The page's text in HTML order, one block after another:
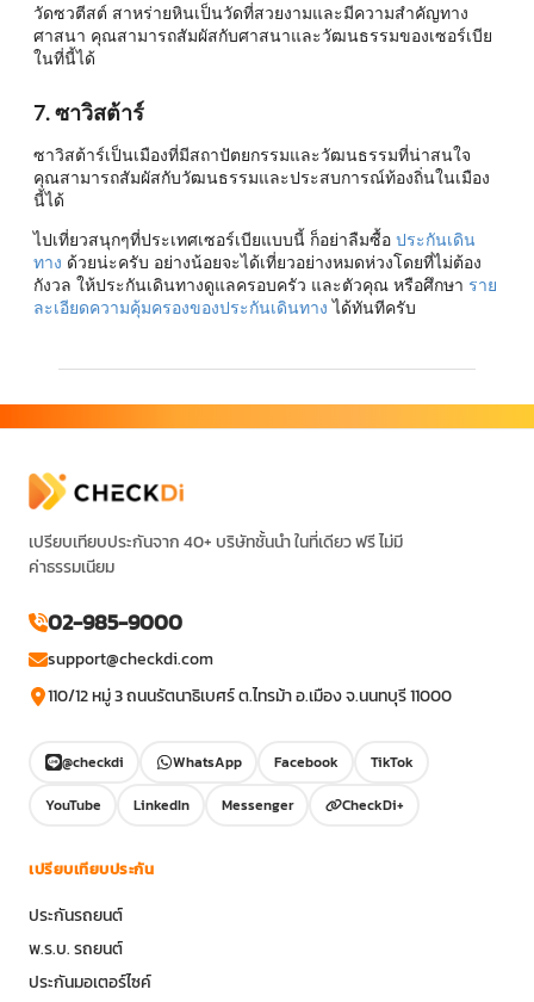
วัดซวตีสต์ สาหร่ายหินเป็นวัดที่สวยงามและมีความสำคัญทาง
ศาสนา คุณสามารถสัมผัสกับศาสนาและวัฒนธรรมของเซอร์เบีย
ในที่นี้ได้
7. ซาวิสต้าร์
ซาวิสต้าร์เป็นเมืองที่มีสถาปัตยกรรมและวัฒนธรรมที่น่าสนใจ
คุณสามารถสัมผัสกับวัฒนธรรมและประสบการณ์ท้องถิ่นในเมือง
นี้ได้
ไปเที่ยวสนุกๆที่ประเทศเซอร์เบียแบบนี้ ก็อย่าลืมซื้อ ประกันเดิน
ทาง ด้วยน่ะครับ อย่างน้อยจะได้เที่ยวอย่างหมดห่วงโดยที่ไม่ต้อง
กังวล ให้ประกันเดินทางดูแลครอบครัว และตัวคุณ หรือศึกษา ราย
ละเอียดความคุ้มครองของประกันเดินทาง ได้ทันทีครับ
เปรียบเทียบประกันจาก 40+ บริษัทชั้นนำ ในที่เดียว ฟรี ไม่มี
ค่าธรรมเนียม
02-985-9000
support@checkdi.com
110/12 หมู่ 3 ถนนรัตนาธิเบศร์ ต.ไทรม้า อ.เมือง จ.นนทบุรี 11000
@checkdi WhatsApp Facebook
TikTok
YouTube
LinkedIn Messenger CheckDi+
เปรียบเทียบประกัน
ประกันรถยนต์
พ.ร.บ. รถยนต์
ประกันมอเตอร์ไซค์